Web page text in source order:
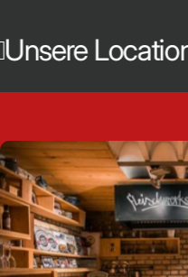
Locations!